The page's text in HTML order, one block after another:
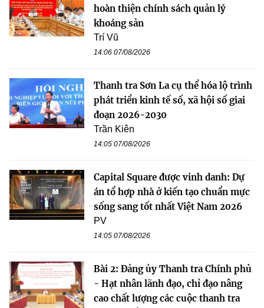
hoàn thiện chính sách quản lý
khoáng sản
Trí Vũ
14:06 07/08/2026
Thanh tra Sơn La cụ thể hóa lộ trình
phát triển kinh tế số, xã hội số giai
đoạn 2026-2030
Trần Kiên
14:05 07/08/2026
Capital Square được vinh danh: Dự
án tổ hợp nhà ở kiến tạo chuẩn mực
sống sang tốt nhất Việt Nam 2026
PV
14:05 07/08/2026
Bài 2: Đảng ủy Thanh tra Chính phủ
- Hạt nhân lãnh đạo, chỉ đạo nâng
cao chất lượng các cuộc thanh tra